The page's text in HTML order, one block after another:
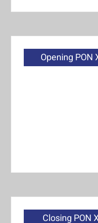
Opening PON
Closing PON